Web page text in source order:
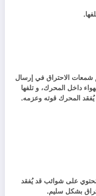
شمعات الاحتراق في إرسال
داخل المحرك، و تلفها
يُفقد المحرك قوته وعزمه.
على شوائب قد يُفقد
بشكل سليم.